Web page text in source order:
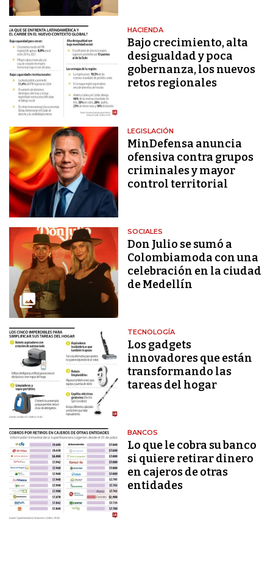
HACIENDA
Bajo crecimiento, alta
desigualdad y poca
gobernanza, los nuevos
retos regionales
LEGISLACIÓN
MinDefensa anuncia
ofensiva contra grupos
criminales y mayor
control territorial
SOCIALES
Don Julio se sumó a
Colombiamoda con una
celebración en la ciudad
de Medellín
TECNOLOGÍA
Los gadgets
innovadores que están
transformando las
tareas del hogar
BANCOS
Lo que le cobra su banco
si quiere retirar dinero
en cajeros de otras
entidades